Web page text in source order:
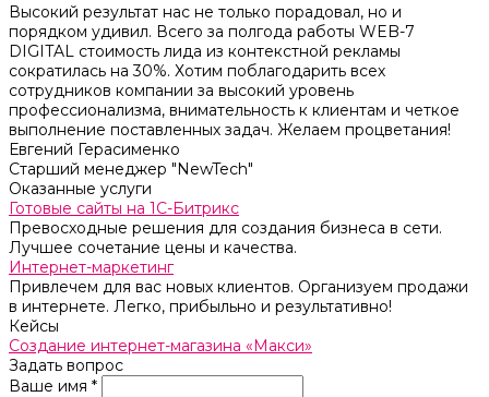
Высокий результат нас не только порадовал, но и
порядком удивил. Всего за полгода работы WEB-7
DIGITAL стоимость лида из контекстной рекламы
сократилась на 30%. Хотим поблагодарить всех
сотрудников компании за высокий уровень
профессионализма, внимательность к клиентам и четкое
выполнение поставленных задач. Желаем процветания!
Евгений Герасименко
Старший менеджер "NewTech"
Оказанные услуги
Готовые сайты на 1С-Битрикс
Превосходные решения для создания бизнеса в сети.
Лучшее сочетание цены и качества.
Интернет-маркетинг
Привлечем для вас новых клиентов. Организуем продажи
в интернете. Легко, прибыльно и результативно!
Кейсы
Создание интернет-магазина «Макси»
Задать вопрос
Ваше имя *